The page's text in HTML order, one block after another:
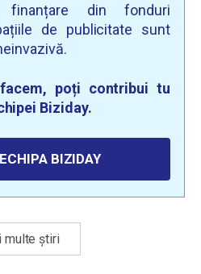
din fonduri
de publicitate sunt
poți contribui tu
Biziday.
BIZIDAY
multe știri